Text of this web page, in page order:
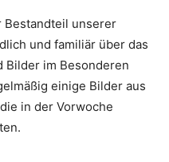
Bestandteil unserer
und familiär über das
Bilder im Besonderen
einige Bilder aus
in der Vorwoche